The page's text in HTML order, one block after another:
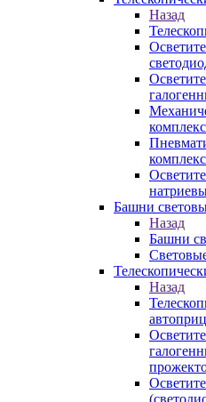
Назад
Башни
Назад
Башни
Назад